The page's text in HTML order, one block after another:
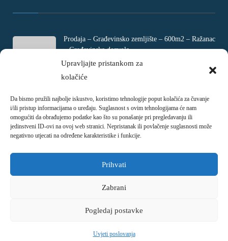
Upravljajte pristankom za
kolačiće
Da bismo pružili najbolje iskustvo, koristimo tehnologije poput kolačića za čuvanje
i/ili pristup informacijama o uređaju. Suglasnost s ovim tehnologijama će nam
omogućiti da obrađujemo podatke kao što su ponašanje pri pregledavanju ili
jedinstveni ID-ovi na ovoj web stranici. Nepristanak ili povlačenje suglasnosti može
negativno utjecati na određene karakteristike i funkcije.
Prihvati
Zabrani
Pogledaj postavke
Uvjeti poslovanja
Prodaja – Građevinsko zemljište – 600m2 – Ražanac
– Građevinska dozvola
Rtina, Croatia
€ 180.000
Prodaja – Četverosobni stan – Jadranovo –
Crikvenica – 73m2
Ulica Ivani, Jadranovo, Croatia